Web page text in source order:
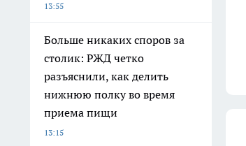
13:55
Больше никаких споров за
столик: РЖД четко
разъяснили, как делить
нижнюю полку во время
приема пищи
13:15